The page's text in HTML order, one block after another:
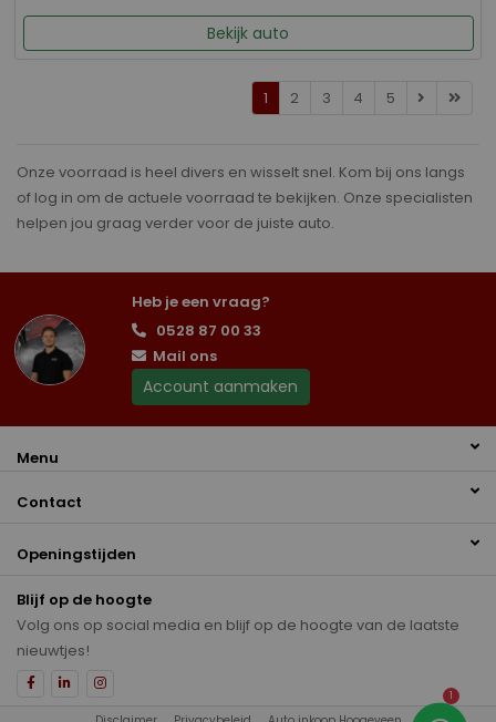
Bekijk auto
1 2 3 4 5
Onze voorraad is heel divers en wisselt snel. Kom bij ons langs
of log in om de actuele voorraad te bekijken. Onze specialisten
helpen jou graag verder voor de juiste auto.
Heb je een vraag?
0528 87 00 33
Mail ons
Account aanmaken
Menu
Contact
Openingstijden
Blijf op de hoogte
Volg ons op social media en blijf op de hoogte van de laatste
nieuwtjes!
1